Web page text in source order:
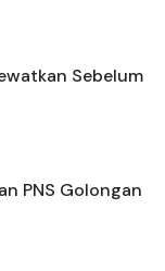
Sebelum
PNS Golongan